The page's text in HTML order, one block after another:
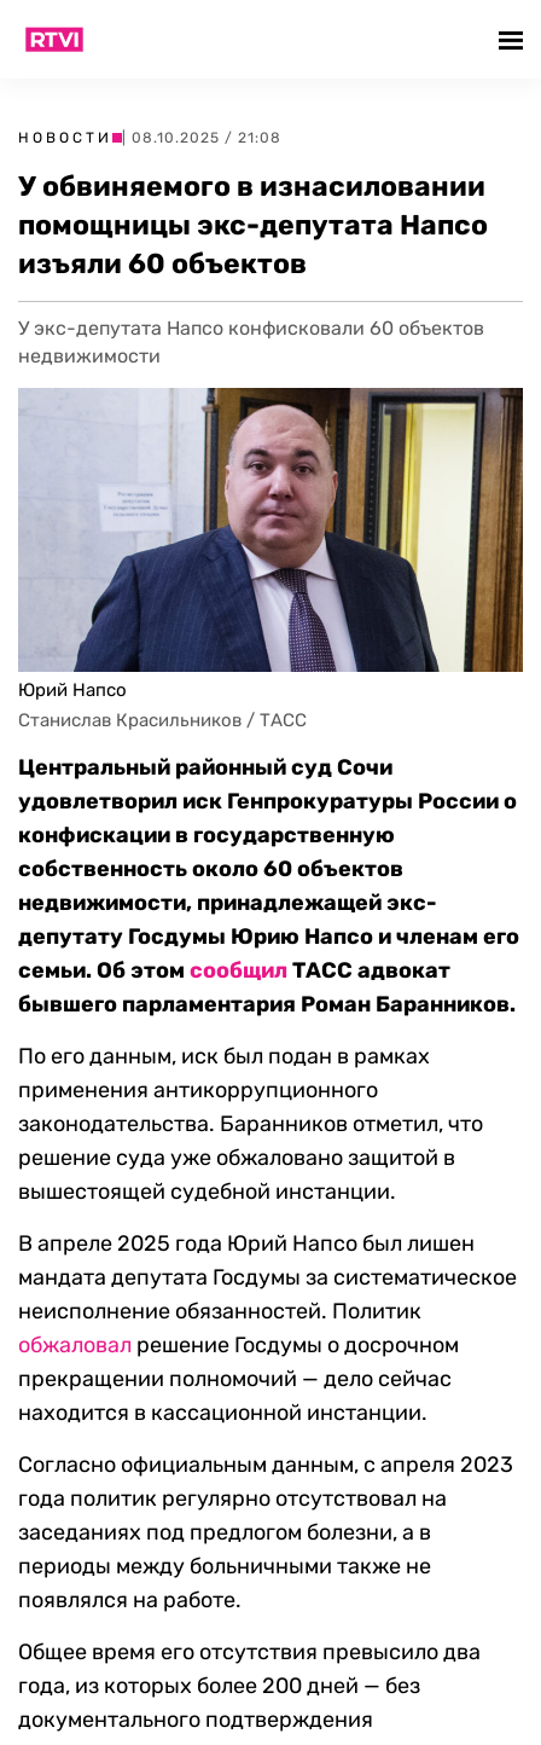
НОВОСТИ | 08.10.2025 / 21:08
У обвиняемого в изнасиловании
помощницы экс-депутата Напсо
изъяли 60 объектов
У экс-депутата Напсо конфисковали 60 объектов
недвижимости
Юрий Напсо
Станислав Красильников / ТАСС
Центральный районный суд Сочи
удовлетворил иск Генпрокуратуры России о
конфискации в государственную
собственность около 60 объектов
недвижимости, принадлежащей экс-
депутату Госдумы Юрию Напсо и членам его
семьи. Об этом сообщилТАСС адвокат
бывшего парламентария Роман Баранников.
По его данным, иск был подан в рамках
применения антикоррупционного
законодательства. Баранников отметил, что
решение суда уже обжаловано защитой в
вышестоящей судебной инстанции.
В апреле 2025 года Юрий Напсо был лишен
мандата депутата Госдумы за систематическое
неисполнение обязанностей. Политик
обжаловал решение Госдумы о досрочном
прекращении полномочий — дело сейчас
находится в кассационной инстанции.
Согласно официальным данным, с апреля 2023
года политик регулярно отсутствовал на
заседаниях под предлогом болезни, а в
периоды между больничными также не
появлялся на работе.
Общее время его отсутствия превысило два
года, из которых более 200 дней — без
документального подтверждения